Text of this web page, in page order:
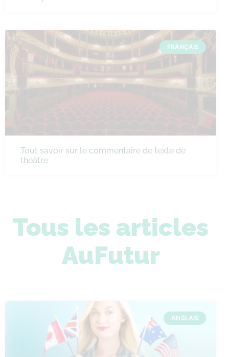
FRANÇAIS
Tout savoir sur le commentaire de texte de
théâtre
Tous les articles
AuFutur
ANGLAIS